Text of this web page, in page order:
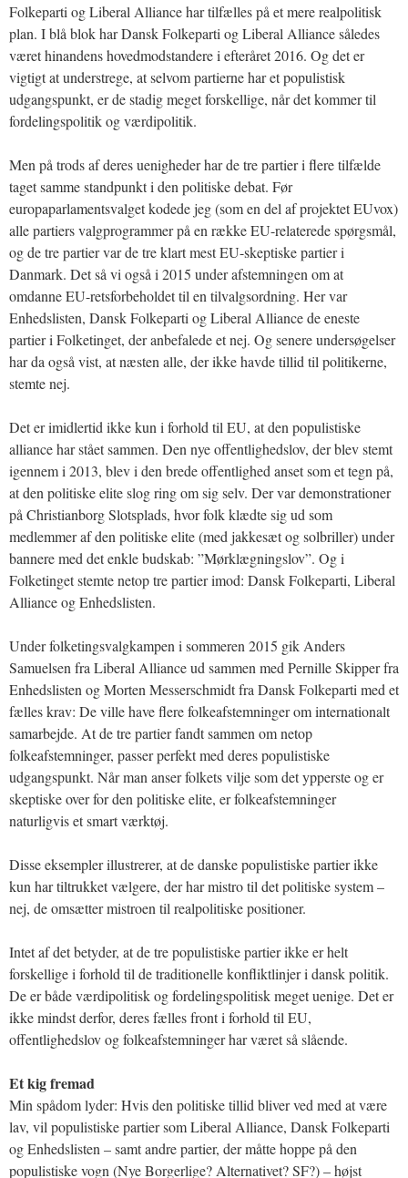
Folkeparti og Liberal Alliance har tilfælles på et mere realpolitisk
plan. I blå blok har Dansk Folkeparti og Liberal Alliance således
været hinandens hovedmodstandere i efteråret 2016. Og det er
vigtigt at understrege, at selvom partierne har et populistisk
udgangspunkt, er de stadig meget forskellige, når det kommer til
fordelingspolitik og værdipolitik.
Men på trods af deres uenigheder har de tre partier i flere tilfælde
taget samme standpunkt i den politiske debat. Før
europaparlamentsvalget kodede jeg (som en del af projektet EUvox)
alle partiers valgprogrammer på en række EU-relaterede spørgsmål,
og de tre partier var de tre klart mest EU-skeptiske partier i
Danmark. Det så vi også i 2015 under afstemningen om at
omdanne EU-retsforbeholdet til en tilvalgsordning. Her var
Enhedslisten, Dansk Folkeparti og Liberal Alliance de eneste
partier i Folketinget, der anbefalede et nej. Og senere undersøgelser
har da også vist, at næsten alle, der ikke havde tillid til politikerne,
stemte nej.
Det er imidlertid ikke kun i forhold til EU, at den populistiske
alliance har stået sammen. Den nye offentlighedslov, der blev stemt
igennem i 2013, blev i den brede offentlighed anset som et tegn på,
at den politiske elite slog ring om sig selv. Der var demonstrationer
på Christianborg Slotsplads, hvor folk klædte sig ud som
medlemmer af den politiske elite (med jakkesæt og solbriller) under
bannere med det enkle budskab: ”Mørklægningslov”. Og i
Folketinget stemte netop tre partier imod: Dansk Folkeparti, Liberal
Alliance og Enhedslisten.
Under folketingsvalgkampen i sommeren 2015 gik Anders
Samuelsen fra Liberal Alliance ud sammen med Pernille Skipper fra
Enhedslisten og Morten Messerschmidt fra Dansk Folkeparti med et
fælles krav: De ville have flere folkeafstemninger om internationalt
samarbejde. At de tre partier fandt sammen om netop
folkeafstemninger, passer perfekt med deres populistiske
udgangspunkt. Når man anser folkets vilje som det ypperste og er
skeptiske over for den politiske elite, er folkeafstemninger
naturligvis et smart værktøj.
Disse eksempler illustrerer, at de danske populistiske partier ikke
kun har tiltrukket vælgere, der har mistro til det politiske system –
nej, de omsætter mistroen til realpolitiske positioner.
Intet af det betyder, at de tre populistiske partier ikke er helt
forskellige i forhold til de traditionelle konfliktlinjer i dansk politik.
De er både værdipolitisk og fordelingspolitisk meget uenige. Det er
ikke mindst derfor, deres fælles front i forhold til EU,
offentlighedslov og folkeafstemninger har været så slående.
Et kig fremad
Min spådom lyder: Hvis den politiske tillid bliver ved med at være
lav, vil populistiske partier som Liberal Alliance, Dansk Folkeparti
og Enhedslisten – samt andre partier, der måtte hoppe på den
populistiske vogn (Nye Borgerlige? Alternativet? SF?) – højst